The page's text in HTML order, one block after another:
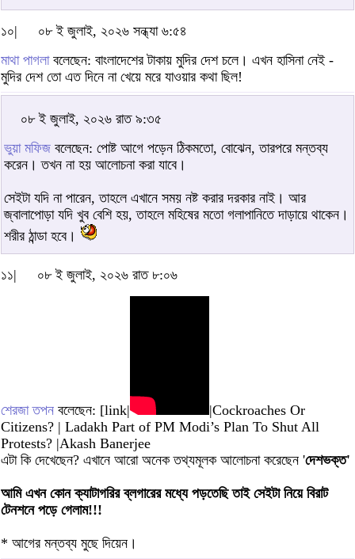
১০|
০৮ ই জুলাই, ২০২৬ সন্ধ্যা ৬:৫৪
মাথা পাগলাবলেছেন: বাংলাদেশের টাকায় মুদির দেশ চলে। এখন হাসিনা নেই -
মুদির দেশ তো এত দিনে না খেয়ে মরে যাওয়ার কথা ছিল!
০৮ ই জুলাই, ২০২৬ রাত ৯:৩৫
ভুয়া মফিজ বলেছেন: পোষ্ট আগে পড়েন ঠিকমতো, বোঝেন, তারপরে মন্তব্য
করেন। তখন না হয় আলোচনা করা যাবে।
সেইটা যদি না পারেন, তাহলে এখানে সময় নষ্ট করার দরকার নাই। আর
জ্বালাপোড়া যদি খুব বেশি হয়, তাহলে মহিষের মতো গলাপানিতে দাড়ায়ে থাকেন।
শরীর ঠান্ডা হবে।
১১| ০৮ ই জুলাই, ২০২৬ রাত ৮:০৬
শেরজা তপন বলেছেন: [link|
|Cockroaches Or
Citizens? | Ladakh Part of PM Modi’s Plan To Shut All
Protests? |Akash Banerjee
এটা কি দেখেছেন? এখানে আরো অনেক তথ্যমূলক আলোচনা করেছেন 'দেশভক্ত'
আমি এখন কোন ক্যাটাগরির ব্লগারের মধ্যে পড়তেছি তাই সেইটা নিয়ে বিরাট
টেনশনে পড়ে গেলাম!!!
* আগের মন্তব্য মুছে দিয়েন।